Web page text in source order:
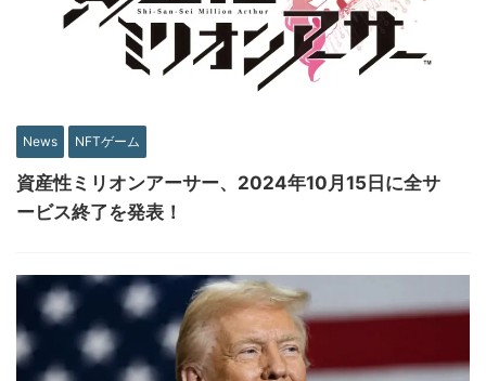
News NFTゲーム
資産性ミリオンアーサー、2024年10月15日に全サ
ービス終了を発表！